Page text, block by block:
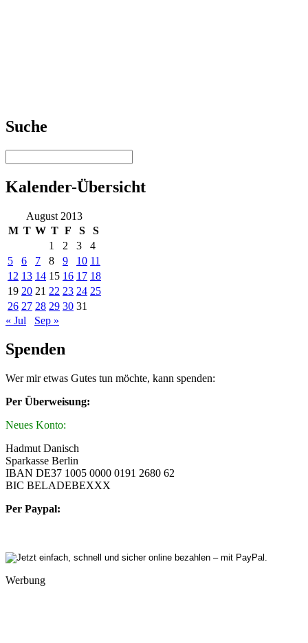
Suche
Kalender-Übersicht
August 2013
M T W T F S
S
1
2 3
4
5
6 7 8 9 10 11
12 13 14 15 16 17 18
19 20 21 22 23 24 25
26 27 28 29 30 31
« Jul
Sep »
Spenden
Wer mir etwas Gutes tun möchte, kann spenden:
Per Überweisung:
Neues Konto:
Hadmut Danisch
Sparkasse Berlin
IBAN DE37 1005 0000 0191 2680 62
BIC BELADEBEXXX
Per Paypal:
Werbung